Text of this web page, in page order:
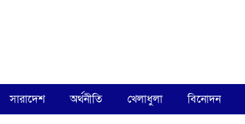
সারাদেশ অর্থনীতি খেলাধুলা বিনোদন